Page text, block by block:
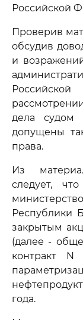
Российской
Проверив
обсудив
и
дела судом
допущены
права.
Из
следует,
Республики
закрытым
(далее -
контракт
года.